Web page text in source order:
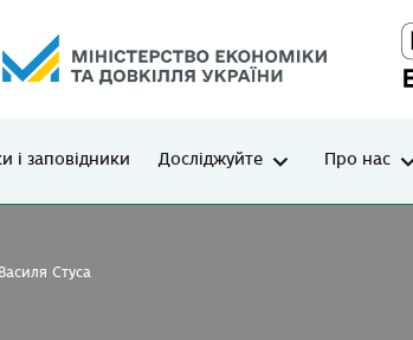
і заповідники Досліджуйте Про нас
Стуса